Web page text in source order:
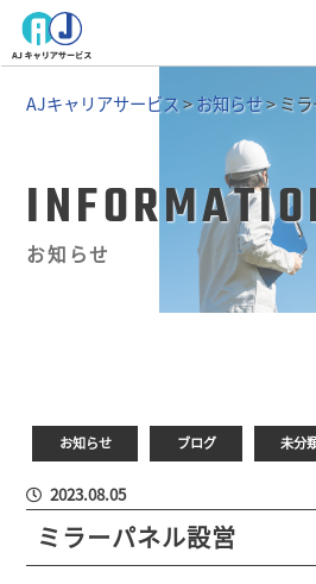
AJキャリアサービス>お知らせ>ミ
お知らせ
お知らせ ブログ 未分
2023.08.05
ミラーパネル設営